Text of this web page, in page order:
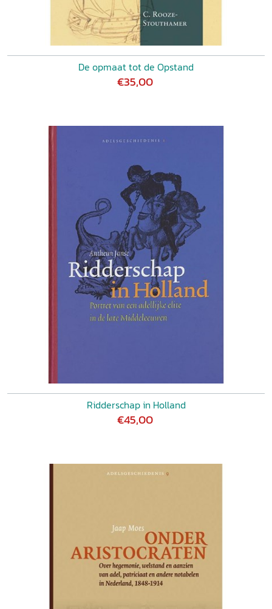
De opmaat tot de Opstand
€35,00
Ridderschap in Holland
€45,00